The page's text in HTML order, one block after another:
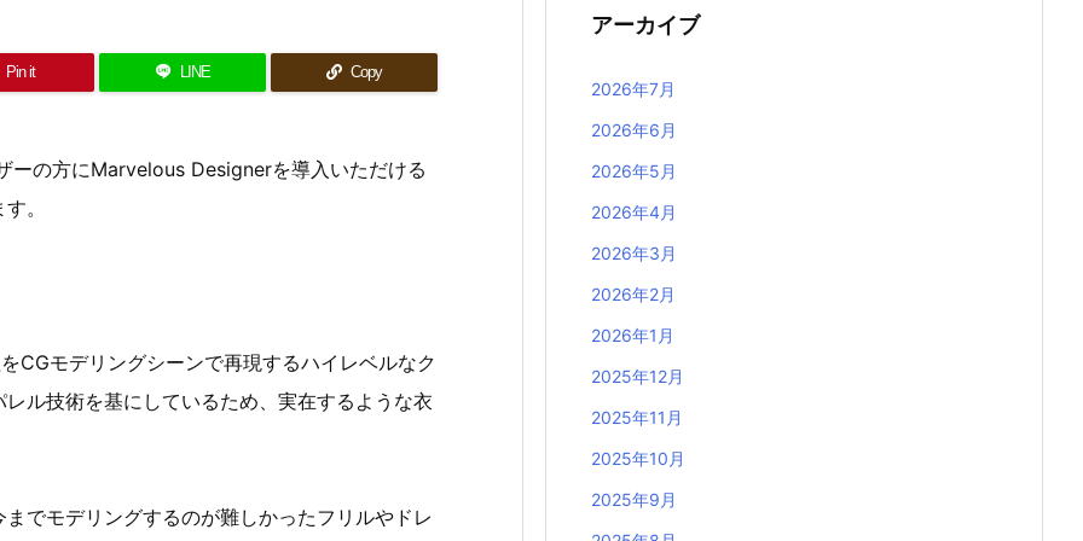
Pin it LINE Copy
ーの方にMarvelous Designerを導入いただける
。
CGモデリングシーンで再現するハイレベルなク
ル技術を基にしているため、実在するような衣
でモデリングするのが難しかったフリルやドレ
アーカイブ
2026年7月
2026年6月
2026年5月
2026年4月
2026年3月
2026年2月
2026年1月
2025年12月
2025年11月
2025年10月
2025年9月